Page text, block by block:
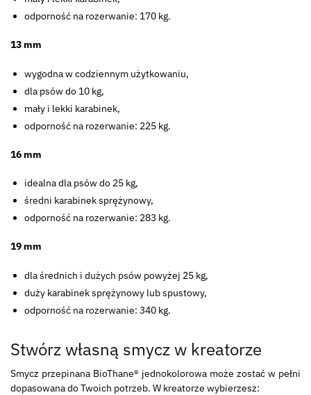
odporność na rozerwanie: 170 kg.
13 mm
wygodna w codziennym użytkowaniu,
dla psów do 10 kg,
mały i lekki karabinek,
odporność na rozerwanie: 225 kg.
16 mm
idealna dla psów do 25 kg,
średni karabinek sprężynowy,
odporność na rozerwanie: 283 kg.
19 mm
dla średnich i dużych psów powyżej 25 kg,
duży karabinek sprężynowy lub spustowy,
odporność na rozerwanie: 340 kg.
Stwórz własną smycz w kreatorze
Smycz przepinana BioThane® jednokolorowa może zostać w pełni
dopasowana do Twoich potrzeb. W kreatorze wybierzesz: